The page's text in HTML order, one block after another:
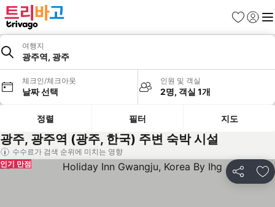
즐겨찾기
로그인
메
여행지
광주역, 광주
체크인/체크아웃
날짜 선택
인원 및 객실
2명, 객실 1개
정렬 필터 지도
광주, 광주역 (광주, 한국) 주변 숙박 시설
수수료가 검색 순위에 미치는 영향
공유 즐
인기 만점